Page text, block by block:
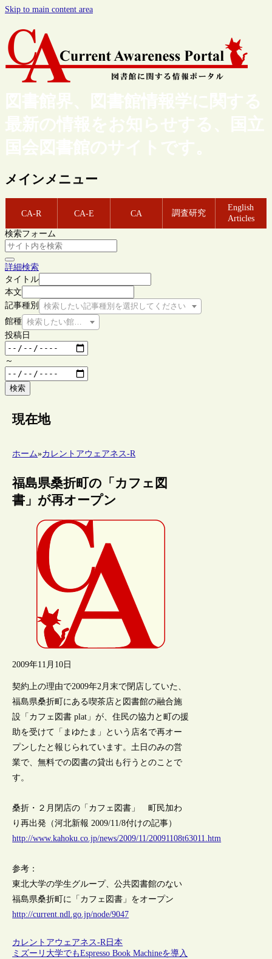
Skip to main content area
図書館界、図書館情報学に関する
最新の情報をお知らせする、国立
国会図書館のサイトです。
メインメニュー
CA-R CA-E CA 調査研究
English
Articles
検索フォーム
詳細検索
タイトル
本文
記事種別
検索したい記事種別を選択してください
館種 検索したい館種を選択してください
投稿日
～
検索
現在地
ホーム»カレントアウェアネス-R
福島県桑折町の「カフェ図
書」が再オープン
2009年11月10日
契約上の理由で2009年2月末で閉店していた、
福島県桑折町にある喫茶店と図書館の融合施
設「カフェ図書 plat」が、住民の協力と町の援
助を受けて「まゆたま」という店名で再オー
プンしたと報じられています。土日のみの営
業で、無料での図書の貸出も行うとのことで
す。
桑折・２月閉店の「カフェ図書」 町民加わ
り再出発（河北新報 2009/11/8付けの記事）
http://www.kahoku.co.jp/news/2009/11/20091108t63011.htm
参考：
東北大学の学生グループ、公共図書館のない
福島県桑折町に「カフェ図書」をオープン
http://current.ndl.go.jp/node/9047
カレントアウェアネス-R日本
ミズーリ大学でもEspresso Book Machineを導入